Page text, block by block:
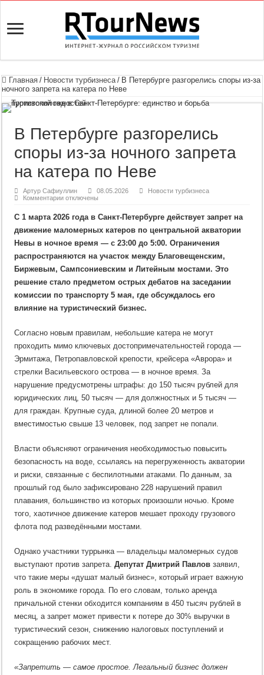
Главная / Новости турбизнеса / В Петербурге разгорелись споры из-за
ночного запрета на катера по Неве
В Петербурге разгорелись
споры из-за ночного запрета
на катера по Неве
Артур Сафиуллин 08.05.2026
Новости турбизнеса
Комментариик
Петербурге
споры
за
ночного
запрета
на
по
отключены
С 1 марта 2026 года в Санкт-Петербурге действует запрет на
движение маломерных катеров по центральной акватории
Невы в ночное время — с 23:00 до 5:00. Ограничения
распространяются на участок между Благовещенским,
Биржевым, Сампсониевским и Литейным мостами. Это
решение стало предметом острых дебатов на заседании
комиссии по транспорту 5 мая, где обсуждалось его
влияние на туристический бизнес.
Согласно новым правилам, небольшие катера не могут
проходить мимо ключевых достопримечательностей города —
Эрмитажа, Петропавловской крепости, крейсера «Аврора» и
стрелки Васильевского острова — в ночное время. За
нарушение предусмотрены штрафы: до 150 тысяч рублей для
юридических лиц, 50 тысяч — для должностных и 5 тысяч —
для граждан. Крупные суда, длиной более 20 метров и
вместимостью свыше 13 человек, под запрет не попали.
Власти объясняют ограничения необходимостью повысить
безопасность на воде, ссылаясь на перегруженность акватории
и риски, связанные с беспилотными атаками. По данным, за
прошлый год было зафиксировано 228 нарушений правил
плавания, большинство из которых произошли ночью. Кроме
того, хаотичное движение катеров мешает проходу грузового
флота под разведёнными мостами.
Однако участники туррынка — владельцы маломерных судов
выступают против запрета.Депутат Дмитрий Павлов заявил,
что такие меры «душат малый бизнес», который играет важную
роль в экономике города. По его словам, только аренда
причальной стенки обходится компаниям в 450 тысяч рублей в
месяц, а запрет может привести к потере до 30% выручки в
туристический сезон, снижению налоговых поступлений и
сокращению рабочих мест.
«Запретить — самое простое. Легальный бизнес должен